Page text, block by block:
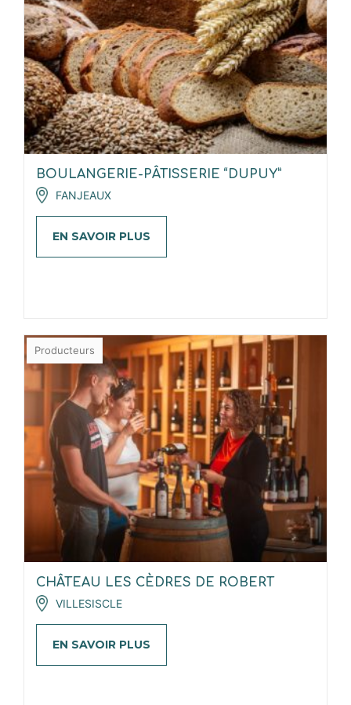
BOULANGERIE-PÂTISSERIE “DUPUY”
FANJEAUX
EN SAVOIR PLUS
Producteurs
CHÂTEAU LES CÈDRES DE ROBERT
VILLESISCLE
EN SAVOIR PLUS